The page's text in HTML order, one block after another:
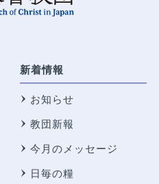
新着情報
お知らせ
教団新報
今月のメッセージ
日毎の糧